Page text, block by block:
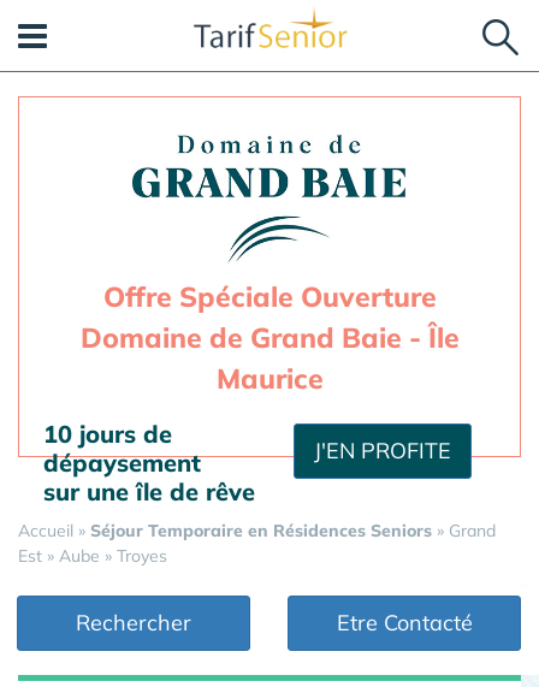
Offre Spéciale Ouverture
Domaine de Grand Baie - Île
Maurice
J'EN PROFITE
10 jours de
dépaysement
sur une île de rêve
Accueil » Séjour Temporaire en Résidences Seniors » Grand
Est » Aube » Troyes
Rechercher Etre Contacté